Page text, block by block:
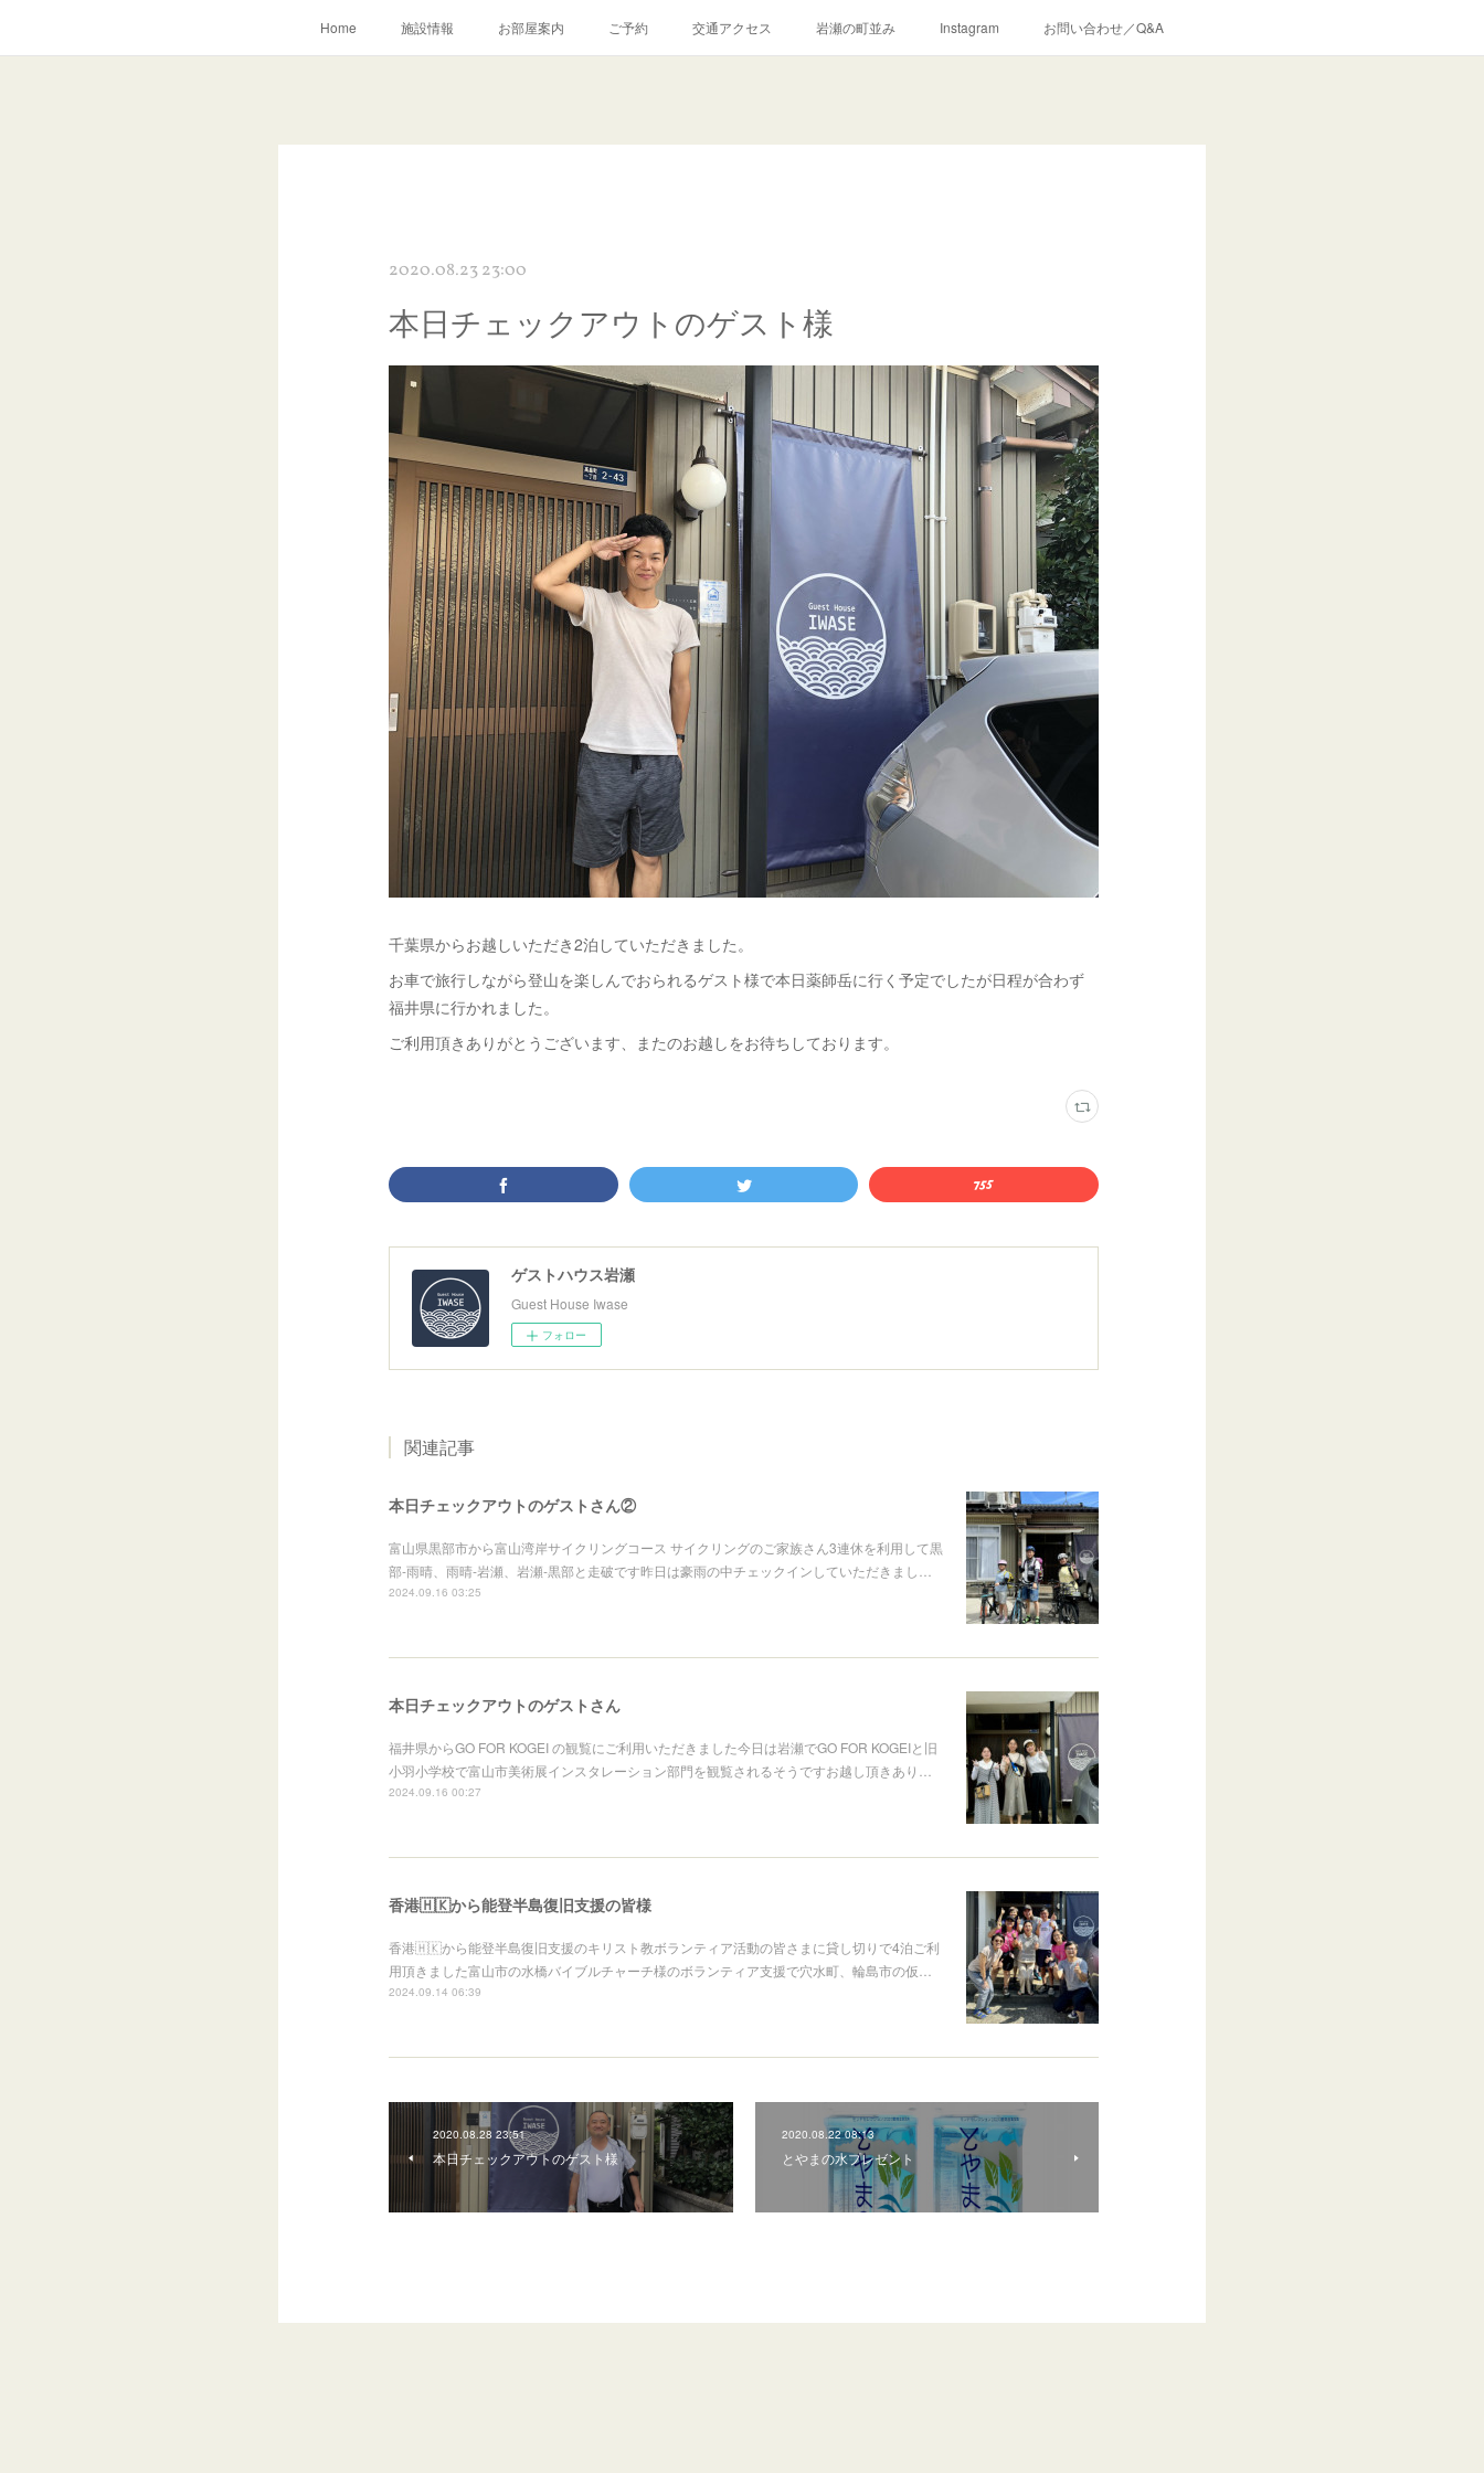
Home 施設情報 お部屋案内 ご予約 交通アクセス 岩瀬の町並み Instagram お問い合わせ／Q&A
2020.08.23 23:00
‪本日チェックアウトのゲスト様‬
千葉県からお越しいただき2泊していただきました。
お車で旅行しながら登山を楽しんでおられるゲスト様で本日薬師岳に行く予定でしたが日程が合わず
福井県に行かれました。
‪ご利用頂きありがとうございます、またのお越しをお待ちしております。‬
ゲストハウス岩瀬
Guest House Iwase
フォロー
関連記事
本日チェックアウトのゲストさん②
富山県黒部市から富山湾岸サイクリングコース サイクリングのご家族さん3連休を利用して黒
部-雨晴、雨晴-岩瀬、岩瀬-黒部と走破です昨日は豪雨の中チェックインしていただきまし…
2024.09.16 03:25
本日チェックアウトのゲストさん
福井県からGO FOR KOGEI の観覧にご利用いただきました今日は岩瀬でGO FOR KOGEIと旧
小羽小学校で富山市美術展インスタレーション部門を観覧されるそうですお越し頂きあり…
2024.09.16 00:27
香港🇭🇰から能登半島復旧支援の皆様
香港🇭🇰から能登半島復旧支援のキリスト教ボランティア活動の皆さまに貸し切りで4泊ご利
用頂きました富山市の水橋バイブルチャーチ様のボランティア支援で穴水町、輪島市の仮…
2024.09.14 06:39
2020.08.28 23:51
‪本日チェックアウトのゲスト様‬
2020.08.22 08:13
とやまの水プレゼント